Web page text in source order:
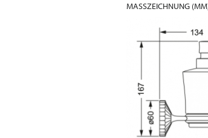
MASSZEICHNUNG (MM)